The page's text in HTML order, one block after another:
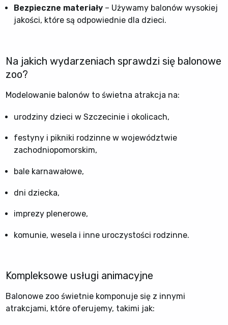
Bezpieczne materiały – Używamy balonów wysokiej
jakości, które są odpowiednie dla dzieci.
Na jakich wydarzeniach sprawdzi się balonowe
zoo?
Modelowanie balonów to świetna atrakcja na:
urodziny dzieci w Szczecinie i okolicach,
festyny i pikniki rodzinne w województwie
zachodniopomorskim,
bale karnawałowe,
dni dziecka,
imprezy plenerowe,
komunie, wesela i inne uroczystości rodzinne.
Kompleksowe usługi animacyjne
Balonowe zoo świetnie komponuje się z innymi
atrakcjami, które oferujemy, takimi jak: